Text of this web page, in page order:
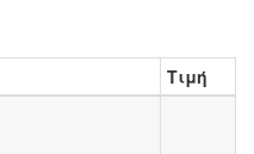
Τιμή